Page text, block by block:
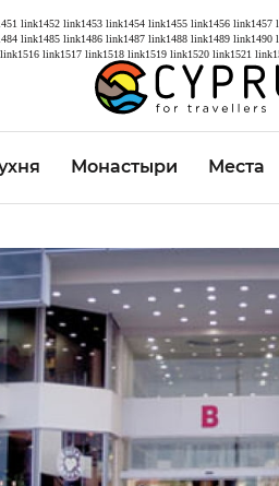
link1452 link1453 link1454 link1455 link1456 link1457
link1485 link1486 link1487 link1488 link1489 link1490
link1516 link1517 link1518 link1519 link1520 link1521
Монастыри Места